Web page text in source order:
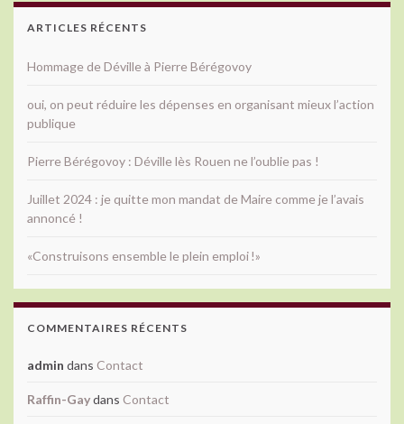
ARTICLES RÉCENTS
Hommage de Déville à Pierre Bérégovoy
oui, on peut réduire les dépenses en organisant mieux l’action
publique
Pierre Bérégovoy : Déville lès Rouen ne l’oublie pas !
Juillet 2024 : je quitte mon mandat de Maire comme je l’avais
annoncé !
«Construisons ensemble le plein emploi !»
COMMENTAIRES RÉCENTS
admin dans Contact
Raffin-Gaydans Contact